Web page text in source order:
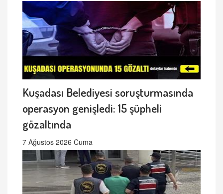
Kuşadası Belediyesi soruşturmasında
operasyon genişledi: 15 şüpheli
gözaltında
7 Ağustos 2026 Cuma